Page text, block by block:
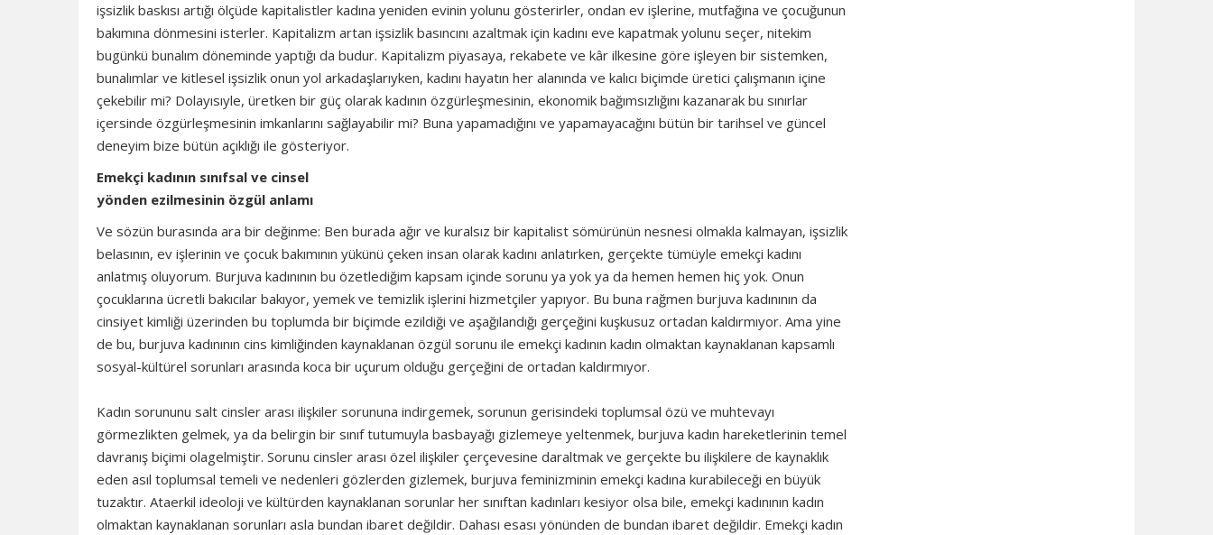
işsizlik baskısı artığı ölçüde kapitalistler kadına yeniden evinin yolunu gösterirler, ondan ev işlerine, mutfağına ve çocuğunun
bakımına dönmesini isterler. Kapitalizm artan işsizlik basıncını azaltmak için kadını eve kapatmak yolunu seçer, nitekim
bugünkü bunalım döneminde yaptığı da budur. Kapitalizm piyasaya, rekabete ve kâr ilkesine göre işleyen bir sistemken,
bunalımlar ve kitlesel işsizlik onun yol arkadaşlarıyken, kadını hayatın her alanında ve kalıcı biçimde üretici çalışmanın içine
çekebilir mi? Dolayısıyle, üretken bir güç olarak kadının özgürleşmesinin, ekonomik bağımsızlığını kazanarak bu sınırlar
içersinde özgürleşmesinin imkanlarını sağlayabilir mi? Buna yapamadığını ve yapamayacağını bütün bir tarihsel ve güncel
deneyim bize bütün açıklığı ile gösteriyor.
Emekçi kadının sınıfsal ve cinsel
yönden ezilmesinin özgül anlamı
Ve sözün burasında ara bir değinme: Ben burada ağır ve kuralsız bir kapitalist sömürünün nesnesi olmakla kalmayan, işsizlik
belasının, ev işlerinin ve çocuk bakımının yükünü çeken insan olarak kadını anlatırken, gerçekte tümüyle emekçi kadını
anlatmış oluyorum. Burjuva kadınının bu özetlediğim kapsam içinde sorunu ya yok ya da hemen hemen hiç yok. Onun
çocuklarına ücretli bakıcılar bakıyor, yemek ve temizlik işlerini hizmetçiler yapıyor. Bu buna rağmen burjuva kadınının da
cinsiyet kimliği üzerinden bu toplumda bir biçimde ezildiği ve aşağılandığı gerçeğini kuşkusuz ortadan kaldırmıyor. Ama yine
de bu, burjuva kadınının cins kimliğinden kaynaklanan özgül sorunu ile emekçi kadının kadın olmaktan kaynaklanan kapsamlı
sosyal-kültürel sorunları arasında koca bir uçurum olduğu gerçeğini de ortadan kaldırmıyor.
Kadın sorununu salt cinsler arası ilişkiler sorununa indirgemek, sorunun gerisindeki toplumsal özü ve muhtevayı
görmezlikten gelmek, ya da belirgin bir sınıf tutumuyla basbayağı gizlemeye yeltenmek, burjuva kadın hareketlerinin temel
davranış biçimi olagelmiştir. Sorunu cinsler arası özel ilişkiler çerçevesine daraltmak ve gerçekte bu ilişkilere de kaynaklık
eden asıl toplumsal temeli ve nedenleri gözlerden gizlemek, burjuva feminizminin emekçi kadına kurabileceği en büyük
tuzaktır. Ataerkil ideoloji ve kültürden kaynaklanan sorunlar her sınıftan kadınları kesiyor olsa bile, emekçi kadınının kadın
olmaktan kaynaklanan sorunları asla bundan ibaret değildir. Dahası esası yönünden de bundan ibaret değildir. Emekçi kadın